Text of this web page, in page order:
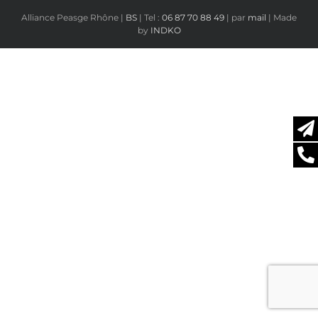
Alliance Peasge Rhône | BS | Tel : 06 87 70 88 49 | par mail | Made
by INDKO